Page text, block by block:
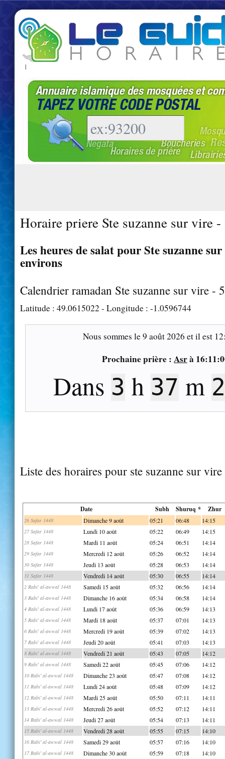
|
Horaire priere Ste suzanne sur vire
Les heures de salat pour Ste suzanne
environs
Calendrier ramadan Ste suzanne sur vire -
Latitude : 49.0615022 - Longitude : -1.0596744
Nous sommes le9 août 2026 et il est
Prochaine prière : Asrà
Dans 3 h 37 m
Liste des horaires pour ste suzanne sur vire
Date Subh Shuruq * Zhur
26 Safar 1448 Dimanche 9 août 05:21 06:48 14:15
27 Safar 1448 Lundi 10 août 05:22 06:49 14:15
28 Safar 1448 Mardi 11 août 05:24 06:51 14:14
29 Safar 1448 Mercredi 12 août 05:26 06:52 14:14
30 Safar 1448 Jeudi 13 août 05:28 06:53 14:14
31 Safar 1448 Vendredi 14 août 05:30 06:55 14:14
2 Rabi' al-awwal 1448 Samedi 15 août 05:32 06:56 14:14
3 Rabi' al-awwal 1448 Dimanche 16 août 05:34 06:58 14:14
4 Rabi' al-awwal 1448 Lundi 17 août 05:36 06:59 14:13
5 Rabi' al-awwal 1448 Mardi 18 août 05:37 07:01 14:13
6 Rabi' al-awwal 1448 Mercredi 19 août 05:39 07:02 14:13
7 Rabi' al-awwal 1448 Jeudi 20 août 05:41 07:03 14:13
8 Rabi' al-awwal 1448 Vendredi 21 août 05:43 07:05 14:12
9 Rabi' al-awwal 1448 Samedi 22 août 05:45 07:06 14:12
10 Rabi' al-awwal 1448 Dimanche 23 août 05:47 07:08 14:12
11 Rabi' al-awwal 1448 Lundi 24 août 05:48 07:09 14:12
12 Rabi' al-awwal 1448 Mardi 25 août 05:50 07:11 14:11
13 Rabi' al-awwal 1448 Mercredi 26 août 05:52 07:12 14:11
14 Rabi' al-awwal 1448 Jeudi 27 août 05:54 07:13 14:11
15 Rabi' al-awwal 1448 Vendredi 28 août 05:55 07:15 14:10
16 Rabi' al-awwal 1448 Samedi 29 août 05:57 07:16 14:10
17 Rabi' al-awwal 1448 Dimanche 30 août 05:59 07:18 14:10